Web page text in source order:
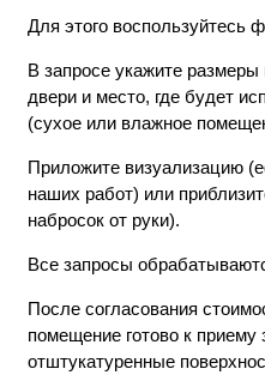
Для этого воспользуйтесь
В запросе укажите
двери и место, где будет
(сухое или влажное
Приложите визуализацию
наших работ) или
набросок от руки).
Все запросы
После согласования
помещение готово к
отштукатуренные